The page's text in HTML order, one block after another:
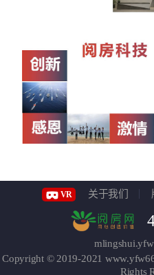
VR 关于我们
Copyright © 2019-2021
Rights